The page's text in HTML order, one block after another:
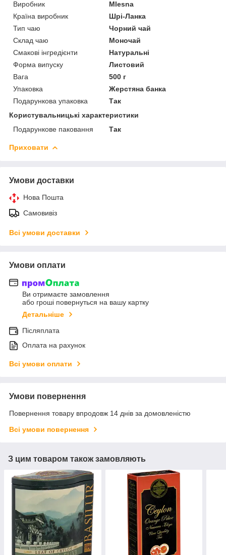
Виробник
Mlesna
Країна виробник
Шрі-Ланка
Тип чаю
Чорний чай
Склад чаю
Моночай
Смакові інгредієнти
Натуральні
Форма випуску
Листовий
Вага
500 г
Упаковка
Жерстяна банка
Подарункова упаковка
Так
Користувальницькі характеристики
Подарункове паковання
Так
Приховати
Умови доставки
Нова Пошта
Самовивіз
Всі умови доставки
Умови оплати
Ви отримаєте замовлення
або гроші повернуться на вашу картку
Детальніше
Післяплата
Оплата на рахунок
Всі умови оплати
Умови повернення
Повернення товару впродовж 14 днів за домовленістю
Всі умови повернення
З цим товаром також замовляють